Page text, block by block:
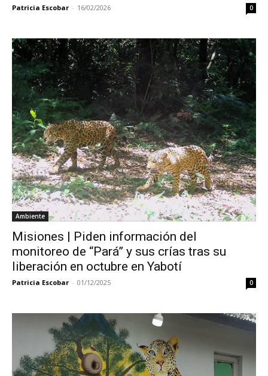
Patricia Escobar - 16/02/2026 0
Ambiente
Misiones | Piden información del
monitoreo de “Pará” y sus crías tras su
liberación en octubre en Yabotí
Patricia Escobar - 01/12/2025 0